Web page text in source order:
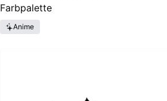
Farbpalette
Anime